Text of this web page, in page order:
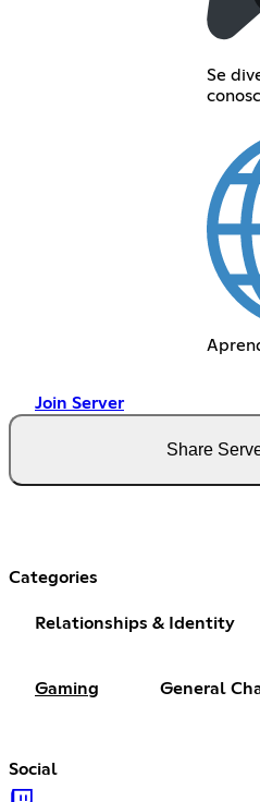
Se
Join Server
Share
Categories
Relationships & Identity
Gaming General
Social